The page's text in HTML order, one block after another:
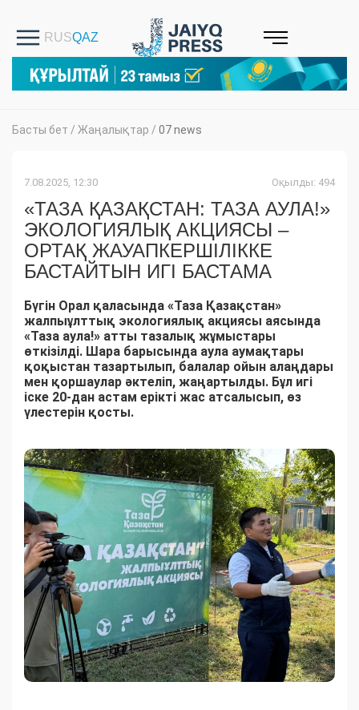
Басты бет / Жаңалықтар / 07 news
7.08.2025, 12:30 Оқылды: 494
«ТАЗА ҚАЗАҚСТАН: ТАЗА АУЛА!»
ЭКОЛОГИЯЛЫҚ АКЦИЯСЫ –
ОРТАҚ ЖАУАПКЕРШІЛІККЕ
БАСТАЙТЫН ИГІ БАСТАМА
Бүгін Орал қаласында «Таза Қазақстан»
жалпыұлттық экологиялық акциясы аясында
«Таза аула!» атты тазалық жұмыстары
өткізілді. Шара барысында аула аумақтары
қоқыстан тазартылып, балалар ойын алаңдары
мен қоршаулар әктеліп, жаңартылды. Бұл игі
іске 20-дан астам ерікті жас атсалысып, өз
үлестерін қосты.